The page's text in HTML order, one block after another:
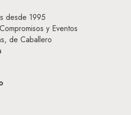
desde 1995
y Eventos
de Caballero